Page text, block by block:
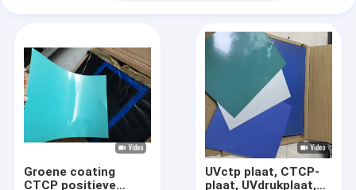
Groene coating
CTCP positieve
UVctp plaat, CTCP-
plaat, UVdrukplaat,